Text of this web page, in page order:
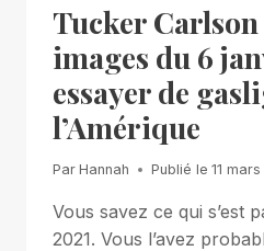
Tucker
images du 6
essayer de
l’Amérique
Par Hannah Publié le 11
Vous savez ce qui s’est
2021. Vous l’avez